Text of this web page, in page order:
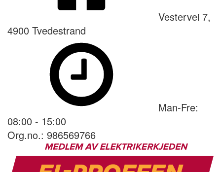
Vestervei 7,
4900 Tvedestrand
Man-Fre:
08:00 - 15:00
Org.no.: 986569766